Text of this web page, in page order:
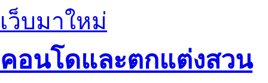
เว็บมาใหม่
คอนโดและตกแต่งสวน